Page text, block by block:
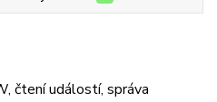
čtení událostí, správa